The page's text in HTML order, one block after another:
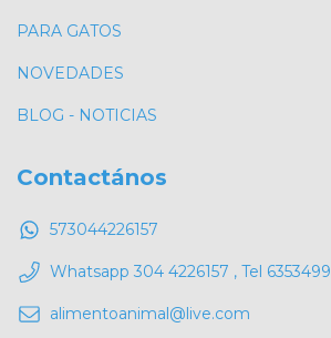
PARA GATOS
NOVEDADES
BLOG - NOTICIAS
Contactános
573044226157
Whatsapp 304 4226157 , Tel 6353499
alimentoanimal@live.com